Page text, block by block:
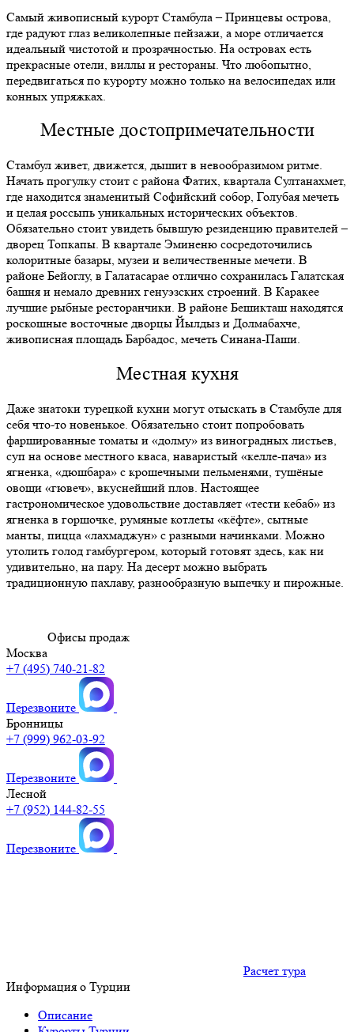
Самый живописный курорт Стамбула – Принцевы острова,
где радуют глаз великолепные пейзажи, а море отличается
идеальный чистотой и прозрачностью. На островах есть
прекрасные отели, виллы и рестораны. Что любопытно,
передвигаться по курорту можно только на велосипедах или
конных упряжках.
Местные достопримечательности
Стамбул живет, движется, дышит в невообразимом ритме.
Начать прогулку стоит с района Фатих, квартала Султанахмет,
где находится знаменитый Софийский собор, Голубая мечеть
и целая россыпь уникальных исторических объектов.
Обязательно стоит увидеть бывшую резиденцию правителей –
дворец Топкапы. В квартале Эминеню сосредоточились
колоритные базары, музеи и величественные мечети. В
районе Бейоглу, в Галатасарае отлично сохранилась Галатская
башня и немало древних генуэзских строений. В Каракее
лучшие рыбные ресторанчики. В районе Бешикташ находятся
роскошные восточные дворцы Йылдыз и Долмабахче,
живописная площадь Барбадос, мечеть Синана-Паши.
Местная кухня
Даже знатоки турецкой кухни могут отыскать в Стамбуле для
себя что-то новенькое. Обязательно стоит попробовать
фаршированные томаты и «долму» из виноградных листьев,
суп на основе местного кваса, наваристый «келле-пача» из
ягненка, «дюшбара» с крошечными пельменями, тушёные
овощи «гювеч», вкуснейший плов. Настоящее
гастрономическое удовольствие доставляет «тести кебаб» из
ягненка в горшочке, румяные котлеты «кёфте», сытные
манты, пицца «лахмаджун» с разными начинками. Можно
утолить голод гамбургером, который готовят здесь, как ни
удивительно, на пару. На десерт можно выбрать
традиционную пахлаву, разнообразную выпечку и пирожные.
Офисы продаж
Москва
+7 (495) 740-21-82
Перезвоните
Бронницы
+7 (999) 962-03-92
Перезвоните
Лесной
+7 (952) 144-82-55
Перезвоните
Расчет тура
Информация о Турции
Описание